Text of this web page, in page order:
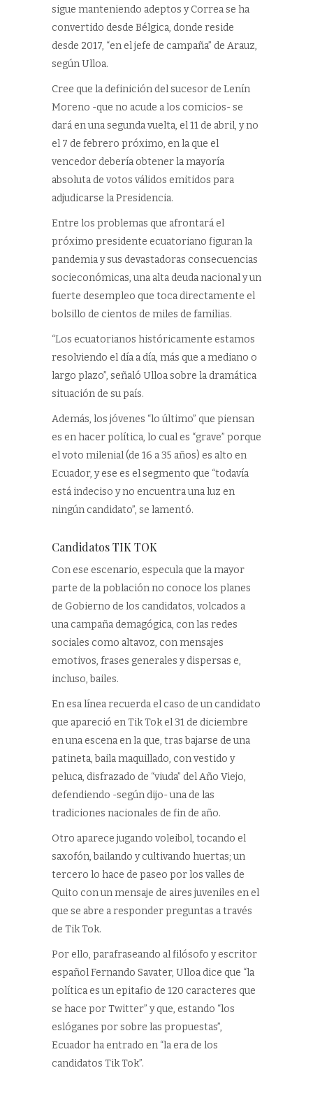
sigue manteniendo adeptos y Correa se ha
convertido desde Bélgica, donde reside
desde 2017, “en el jefe de campaña” de Arauz,
según Ulloa.
Cree que la definición del sucesor de Lenín
Moreno -que no acude a los comicios- se
dará en una segunda vuelta, el 11 de abril, y no
el 7 de febrero próximo, en la que el
vencedor debería obtener la mayoría
absoluta de votos válidos emitidos para
adjudicarse la Presidencia.
Entre los problemas que afrontará el
próximo presidente ecuatoriano figuran la
pandemia y sus devastadoras consecuencias
socieconómicas, una alta deuda nacional y un
fuerte desempleo que toca directamente el
bolsillo de cientos de miles de familias.
“Los ecuatorianos históricamente estamos
resolviendo el día a día, más que a mediano o
largo plazo”, señaló Ulloa sobre la dramática
situación de su país.
Además, los jóvenes “lo último” que piensan
es en hacer política, lo cual es “grave” porque
el voto milenial (de 16 a 35 años) es alto en
Ecuador, y ese es el segmento que “todavía
está indeciso y no encuentra una luz en
ningún candidato”, se lamentó.
Candidatos TIK TOK
Con ese escenario, especula que la mayor
parte de la población no conoce los planes
de Gobierno de los candidatos, volcados a
una campaña demagógica, con las redes
sociales como altavoz, con mensajes
emotivos, frases generales y dispersas e,
incluso, bailes.
En esa línea recuerda el caso de un candidato
que apareció en Tik Tok el 31 de diciembre
en una escena en la que, tras bajarse de una
patineta, baila maquillado, con vestido y
peluca, disfrazado de “viuda” del Año Viejo,
defendiendo -según dijo- una de las
tradiciones nacionales de fin de año.
Otro aparece jugando voleibol, tocando el
saxofón, bailando y cultivando huertas; un
tercero lo hace de paseo por los valles de
Quito con un mensaje de aires juveniles en el
que se abre a responder preguntas a través
de Tik Tok.
Por ello, parafraseando al filósofo y escritor
español Fernando Savater, Ulloa dice que “la
política es un epitafio de 120 caracteres que
se hace por Twitter” y que, estando “los
eslóganes por sobre las propuestas”,
Ecuador ha entrado en “la era de los
candidatos Tik Tok”.